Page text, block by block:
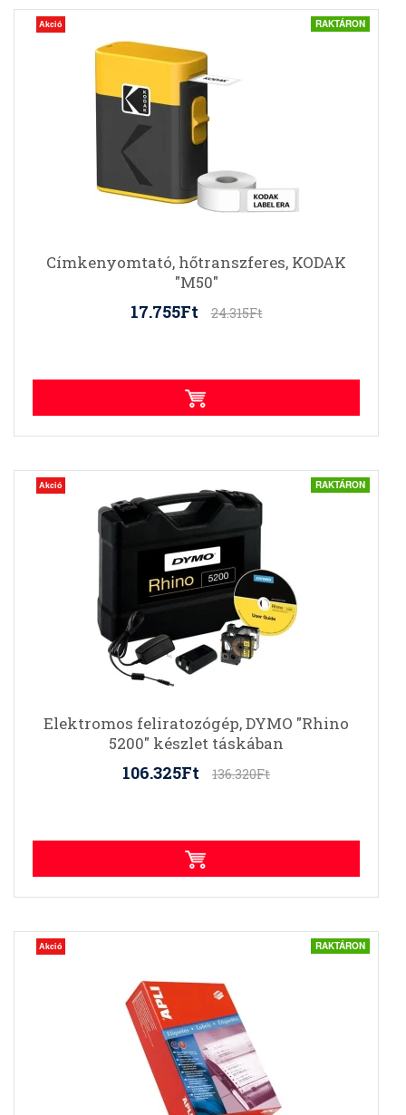
Akció RAKTÁRON
Címkenyomtató, hőtranszferes, KODAK
"M50"
17.755Ft 24.315Ft
Akció RAKTÁRON
Elektromos feliratozógép, DYMO "Rhino
5200" készlet táskában
106.325Ft 136.320Ft
Akció RAKTÁRON